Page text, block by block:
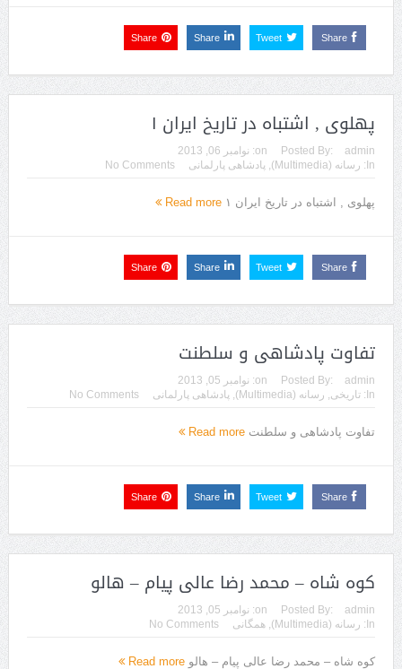
Share
Tweet
Share
Share
پهلوی , اشتباه در تاریخ ایران ۱
Posted By: admin
on: نوامبر 06, 2013
In:
رسانه (Multimedia) , پادشاهی پارلمانی No Comments
پهلوی , اشتباه در تاریخ ایران ۱ Read more
Share
Tweet
Share
Share
تفاوت پادشاهی و سلطنت
Posted By: admin
on: نوامبر 05, 2013
In:
تاریخی, رسانه (Multimedia) , پادشاهی پارلمانی No Comments
تفاوت پادشاهی و سلطنت Read more
Share
Tweet
Share
Share
کوه شاه – محمد رضا عالی پیام – هالو
Posted By: admin
on: نوامبر 05, 2013
In:
رسانه (Multimedia) , همگانی No Comments
کوه شاه – محمد رضا عالی پیام – هالو Read more